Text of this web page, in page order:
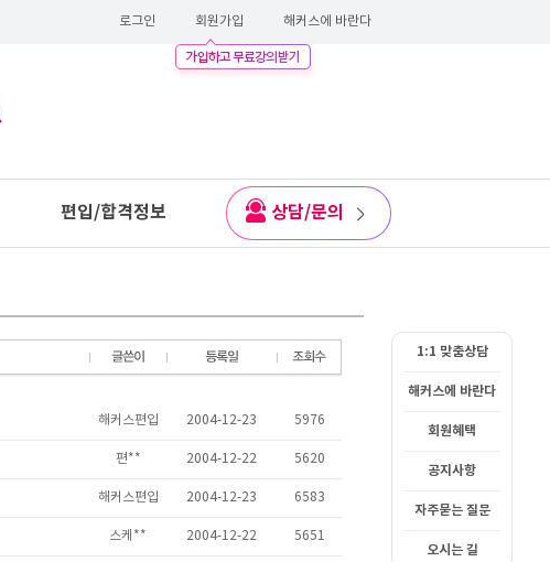
로그인 회원가입 해커스에 바란다
편입/합격정보 상담/문의
1:1 맞춤상담
해커스에 바란다
회원혜택
공지사항
자주묻는 질문
오시는 길